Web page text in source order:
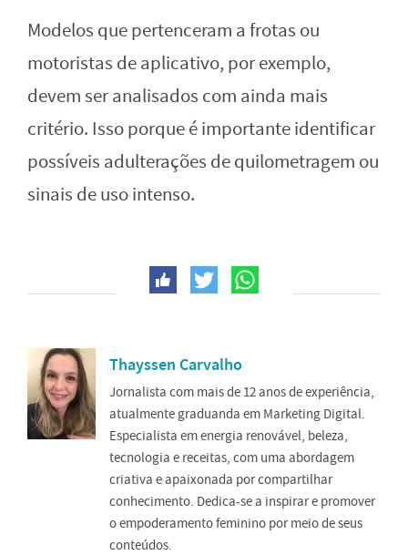
Modelos que pertenceram a frotas ou
motoristas de aplicativo, por exemplo,
devem ser analisados com ainda mais
critério. Isso porque é importante identificar
possíveis adulterações de quilometragem ou
sinais de uso intenso.
Thayssen Carvalho
Jornalista com mais de 12 anos de experiência,
atualmente graduanda em Marketing Digital.
Especialista em energia renovável, beleza,
tecnologia e receitas, com uma abordagem
criativa e apaixonada por compartilhar
conhecimento. Dedica-se a inspirar e promover
o empoderamento feminino por meio de seus
conteúdos.